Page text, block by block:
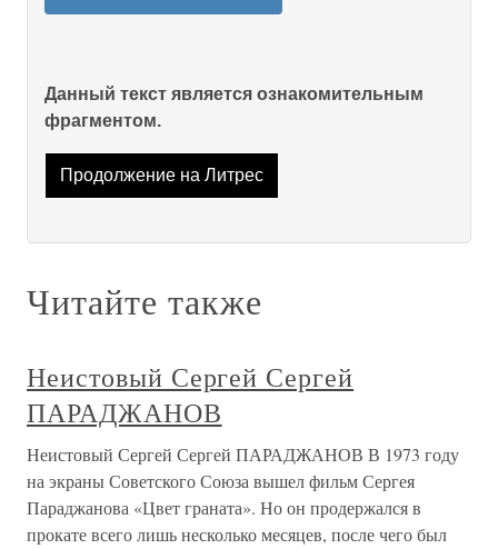
Данный текст является ознакомительным
фрагментом.
Продолжение на Литрес
Читайте также
Неистовый Сергей Сергей
ПАРАДЖАНОВ
Неистовый Сергей Сергей ПАРАДЖАНОВ В 1973 году
на экраны Советского Союза вышел фильм Сергея
Параджанова «Цвет граната». Но он продержался в
прокате всего лишь несколько месяцев, после чего был